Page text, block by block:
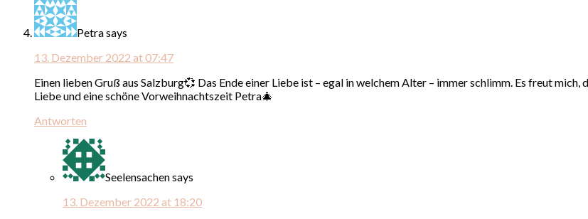
Petrasays
13. Dezember 2022 at 07:47
Einen lieben Gruß aus Salzburg💞 Das Ende einer Liebe ist – egal in welchem Alter – immer schlimm. Es freut
Liebe und eine schöne Vorweihnachtszeit Petra🎄
Antworten
Seelensachensays
13. Dezember 2022 at 18:20